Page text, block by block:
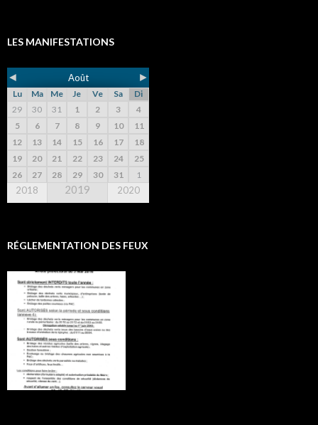
LES MANIFESTATIONS
◄ Août ►
Lu Ma Me Je Ve Sa
Di
29
30 31 1 2 3
4
5
6 7 8 9 10
11
12
13 14 15 16 17
18
19
20 21 22 23 24
25
26
27 28 29 30 31 1
2018 2019 2020
RÉGLEMENTATION DES FEUX